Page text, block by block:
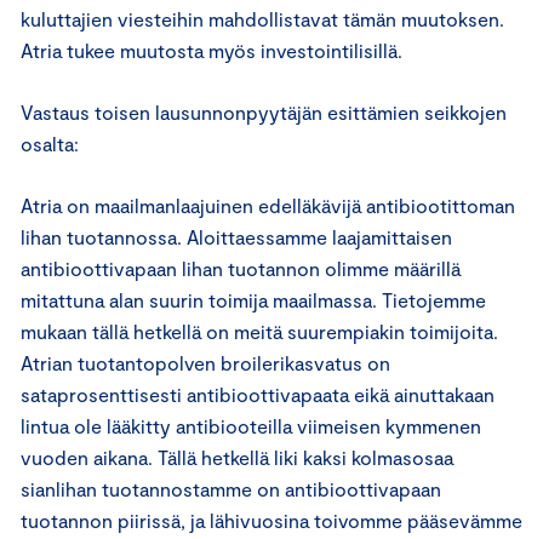
kuluttajien viesteihin mahdollistavat tämän muutoksen.
Atria tukee muutosta myös investointilisillä.
Vastaus toisen lausunnonpyytäjän esittämien seikkojen
osalta:
Atria on maailmanlaajuinen edelläkävijä antibiootittoman
lihan tuotannossa. Aloittaessamme laajamittaisen
antibioottivapaan lihan tuotannon olimme määrillä
mitattuna alan suurin toimija maailmassa. Tietojemme
mukaan tällä hetkellä on meitä suurempiakin toimijoita.
Atrian tuotantopolven broilerikasvatus on
sataprosenttisesti antibioottivapaata eikä ainuttakaan
lintua ole lääkitty antibiooteilla viimeisen kymmenen
vuoden aikana. Tällä hetkellä liki kaksi kolmasosaa
sianlihan tuotannostamme on antibioottivapaan
tuotannon piirissä, ja lähivuosina toivomme pääsevämme